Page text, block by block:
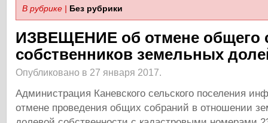
В рубрике | Без рубрики
ИЗВЕЩЕНИЕ об отмене общего
собственников земельных
Опубликовано в 27 января 2017.
Администрация Каневского сельского поселения
отмене проведения общих собраний в отношении